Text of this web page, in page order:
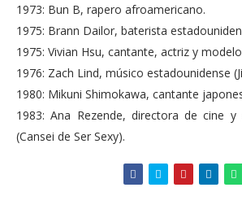
1973: Bun B, rapero afroamericano.
1975: Brann Dailor, baterista
1975: Vivian Hsu, cantante, actriz y
1976: Zach Lind, músico estadounidense
1980: Mikuni Shimokawa, cantante
1983: Ana Rezende, directora de cine y
(Cansei de Ser Sexy).